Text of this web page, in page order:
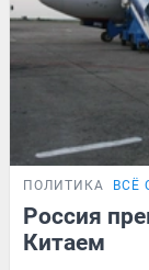
ПОЛИТИКА ВСЁ
Россия
Китаем